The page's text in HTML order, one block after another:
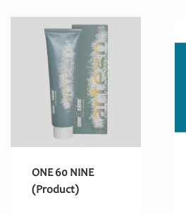
ONE 60 NINE
(Product)